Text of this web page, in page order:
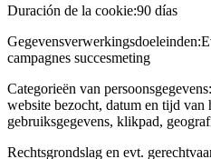
Duración de la cookie:90 días
Gegevensverwerkingsdoeleinden:
campagnes succesmeting
Categorieën van persoonsgegevens:
website bezocht, datum en tijd van
gebruiksgegevens, klikpad,
Rechtsgrondslag en evt.